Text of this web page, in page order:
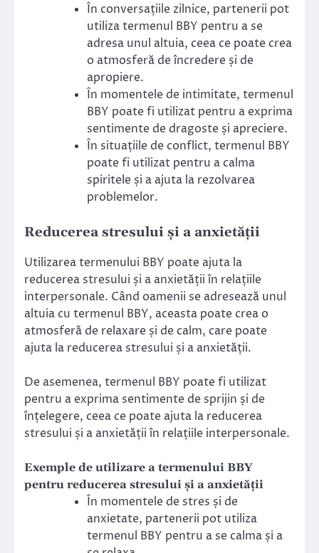
În conversațiile zilnice, partenerii pot
utiliza termenul BBY pentru a se
adresa unul altuia, ceea ce poate crea
o atmosferă de încredere și de
apropiere.
În momentele de intimitate, termenul
BBY poate fi utilizat pentru a exprima
sentimente de dragoste și apreciere.
În situațiile de conflict, termenul BBY
poate fi utilizat pentru a calma
spiritele și a ajuta la rezolvarea
problemelor.
Reducerea stresului și a anxietății
Utilizarea termenului BBY poate ajuta la
reducerea stresului și a anxietății în relațiile
interpersonale. Când oamenii se adresează unul
altuia cu termenul BBY, aceasta poate crea o
atmosferă de relaxare și de calm, care poate
ajuta la reducerea stresului și a anxietății.
De asemenea, termenul BBY poate fi utilizat
pentru a exprima sentimente de sprijin și de
înțelegere, ceea ce poate ajuta la reducerea
stresului și a anxietății în relațiile interpersonale.
Exemple de utilizare a termenului BBY
pentru reducerea stresului și a anxietății
În momentele de stres și de
anxietate, partenerii pot utiliza
termenul BBY pentru a se calma și a